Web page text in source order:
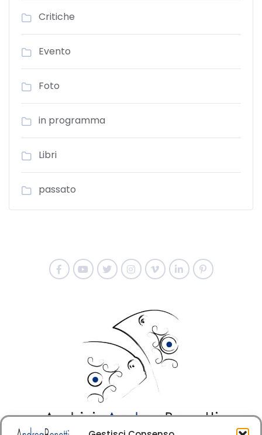
Critiche
Evento
Foto
in programma
Libri
passato